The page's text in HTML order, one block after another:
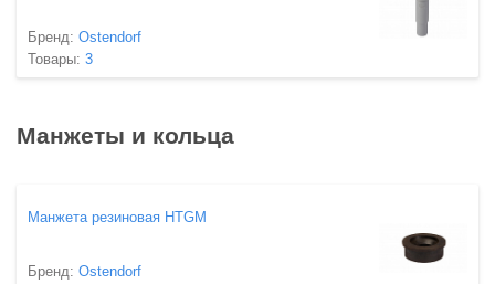
Бренд: Ostendorf
Товары: 3
Манжеты и кольца
Манжета резиновая HTGM
Бренд: Ostendorf